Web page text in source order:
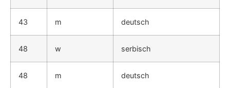
43 m deutsch
48 w serbisch
48 m deutsch